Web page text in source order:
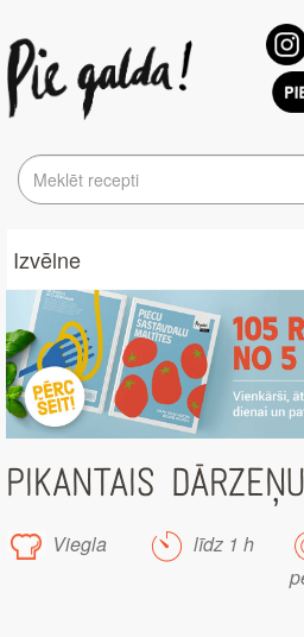
Izvēlne
PIKANTAIS
Viegla līdz 1 h